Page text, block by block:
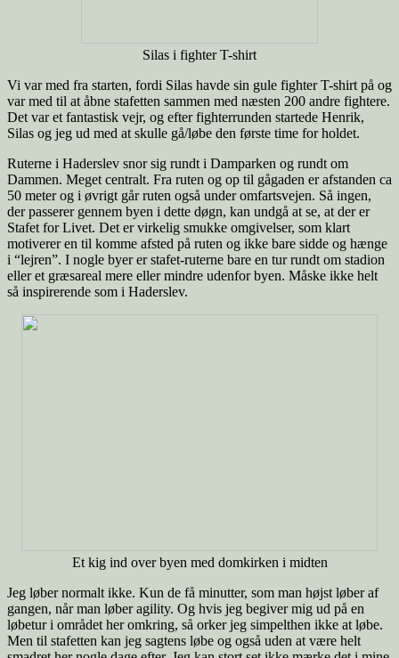
Silas i fighter T-shirt
Vi var med fra starten, fordi Silas havde sin gule fighter T-shirt på og
var med til at åbne stafetten sammen med næsten 200 andre fightere.
Det var et fantastisk vejr, og efter fighterrunden startede Henrik,
Silas og jeg ud med at skulle gå/løbe den første time for holdet.
Ruterne i Haderslev snor sig rundt i Damparken og rundt om
Dammen. Meget centralt. Fra ruten og op til gågaden er afstanden ca
50 meter og i øvrigt går ruten også under omfartsvejen. Så ingen,
der passerer gennem byen i dette døgn, kan undgå at se, at der er
Stafet for Livet. Det er virkelig smukke omgivelser, som klart
motiverer en til komme afsted på ruten og ikke bare sidde og hænge
i “lejren”. I nogle byer er stafet-ruterne bare en tur rundt om stadion
eller et græsareal mere eller mindre udenfor byen. Måske ikke helt
så inspirerende som i Haderslev.
Et kig ind over byen med domkirken i midten
Jeg løber normalt ikke. Kun de få minutter, som man højst løber af
gangen, når man løber agility. Og hvis jeg begiver mig ud på en
løbetur i området her omkring, så orker jeg simpelthen ikke at løbe.
Men til stafetten kan jeg sagtens løbe og også uden at være helt